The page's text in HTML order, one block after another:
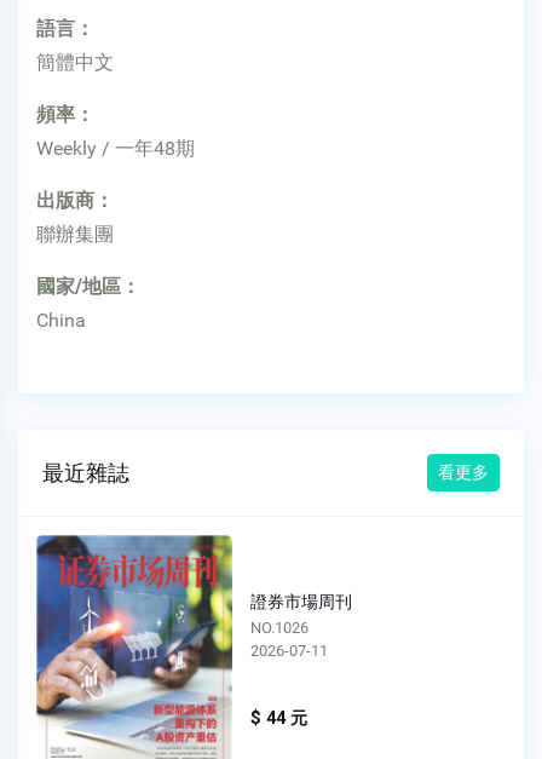
語言：
簡體中文
頻率：
Weekly / 一年48期
出版商：
聯辦集團
國家/地區：
China
最近雜誌 看更多
證券市場周刊
NO.1025
2026-07-04
$ 44 元